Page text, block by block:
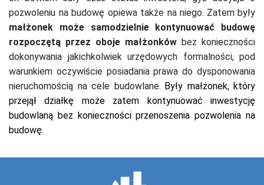
pozwoleniu na budowę opiewa także na niego. Zatem były
małżonek może samodzielnie kontynuować budowę
rozpoczętą przez oboje małżonków bez konieczności
dokonywania jakichkolwiek urzędowych formalności, pod
warunkiem oczywiście posiadania prawa do dysponowania
nieruchomością na cele budowlane. Były małżonek, który
przejął działkę może zatem kontynuować inwestycję
budowlaną bez konieczności przenoszenia pozwolenia na
budowę.